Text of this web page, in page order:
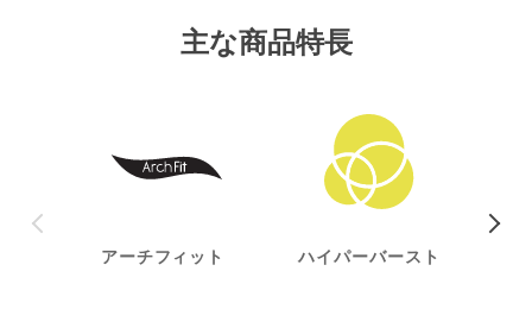
主な商品特長
アーチフィット ハイパーバースト